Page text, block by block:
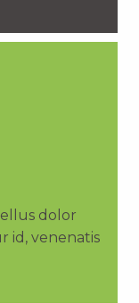
dolor
id, venenatis